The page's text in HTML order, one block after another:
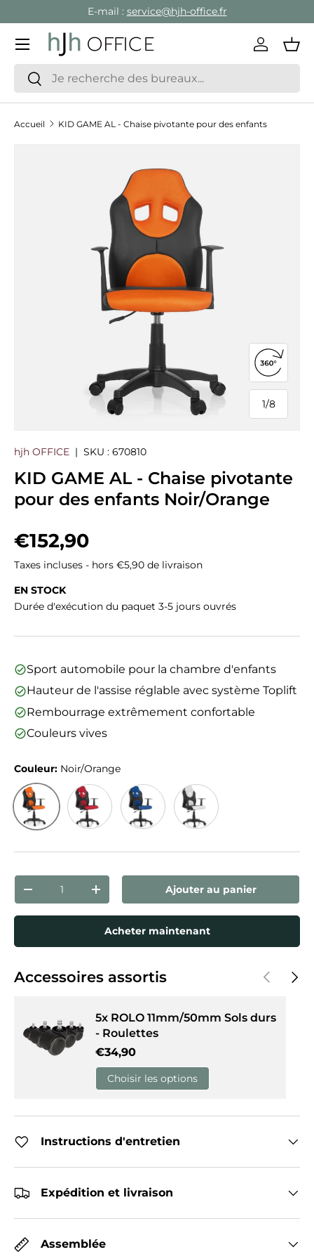
Aller au contenu
E-mail : service@hjh-office.fr
Recherche
Rechercher
Se
Menu
Accueil KID GAME AL - Chaise pivotante pour des enfants
Passer aux informations produits
1/
de
8
Ouvrir la
hjh OFFICE | SKU : 670810
KID GAME AL - Chaise pivotante
pour des enfants Noir/Orange
Prix habituel
€152,90
Taxes incluses - hors €5,90 de livraison
EN STOCK
Durée d'exécution du paquet 3-5 jours ouvrés
Sport automobile pour la chambre d'enfants
Hauteur de l'assise réglable avec système Toplift
Rembourrage extrêmement confortable
Couleurs vives
Couleur: Noir/Orange
Noir/Orange
Qté
Diminuer la quantitéAugmenter la quantité
Ajouter au panier
Acheter maintenant
Accessoires assortis Précédent
5x ROLO 11mm/50mm Sols durs
- Roulettes
Prix habituel
€34,90
Choisir les options
Instructions d'entretien
Expédition et livraison
Assemblée